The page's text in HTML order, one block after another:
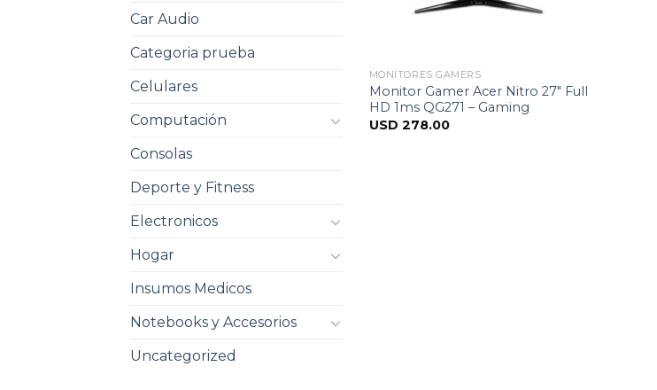
Car Audio
Categoria prueba
Celulares
Computación
Consolas
Deporte y Fitness
Electronicos
Hogar
Insumos Medicos
Notebooks y Accesorios
Uncategorized
MONITORES GAMERS
Monitor Gamer Acer Nitro 27″ Full
HD 1ms QG271 – Gaming
USD 278.00